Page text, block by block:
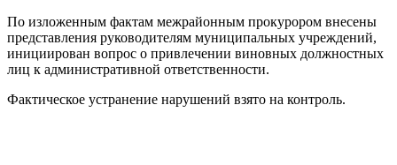
По изложенным фактам межрайонным прокурором внесены
представления руководителям муниципальных учреждений,
инициирован вопрос о привлечении виновных должностных
лиц к административной ответственности.
Фактическое устранение нарушений взято на контроль.